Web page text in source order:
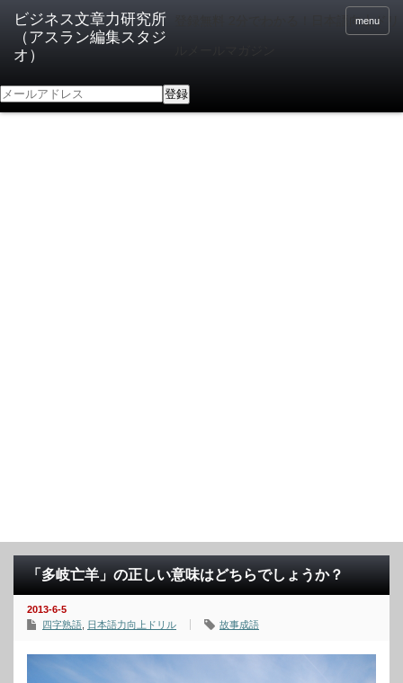
menu
登録無料 2分でわかる！日本語向上ドリ
「多岐亡羊」の正しい意味はどちらでしょうか？
2013-6-5
四字熟語 日本語力向上ドリル 故事成語